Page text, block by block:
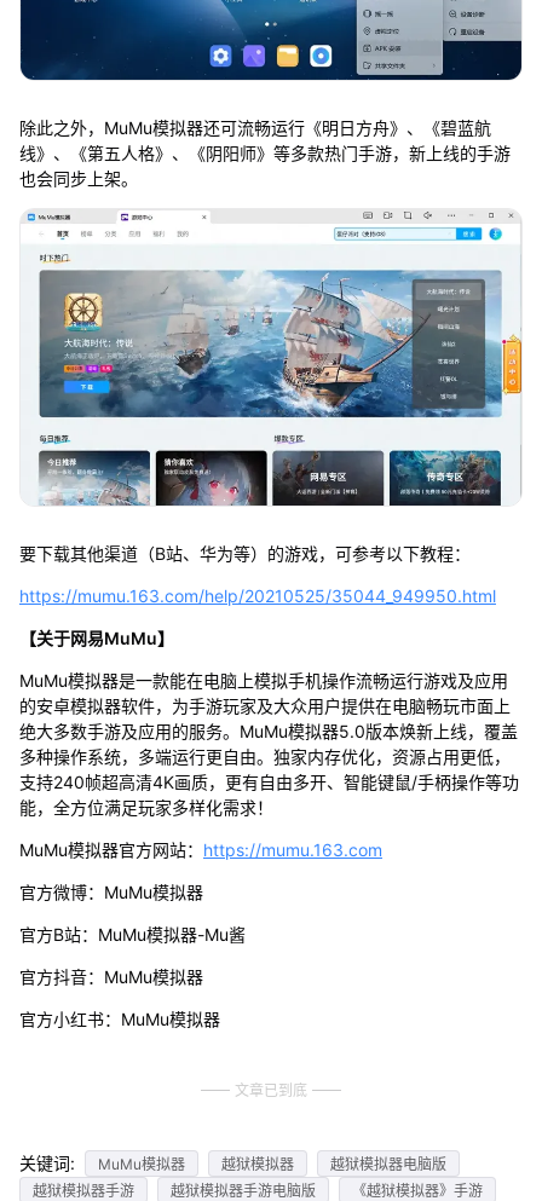
除此之外，MuMu模拟器还可流畅运行《明日方舟》、《碧蓝航
线》、《第五人格》、《阴阳师》等多款热门手游，新上线的手游
也会同步上架。
要下载其他渠道（B站、华为等）的游戏，可参考以下教程：
https://mumu.163.com/help/20210525/35044_949950.html
【关于网易MuMu】
MuMu模拟器是一款能在电脑上模拟手机操作流畅运行游戏及应用
的安卓模拟器软件，为手游玩家及大众用户提供在电脑畅玩市面上
绝大多数手游及应用的服务。MuMu模拟器5.0版本焕新上线，覆盖
多种操作系统，多端运行更自由。独家内存优化，资源占用更低，
支持240帧超高清4K画质，更有自由多开、智能键鼠/手柄操作等功
能，全方位满足玩家多样化需求！
MuMu模拟器官方网站： https://mumu.163.com
官方微博：MuMu模拟器
官方B站：MuMu模拟器-Mu酱
官方抖音：MuMu模拟器
官方小红书：MuMu模拟器
文章已到底
关键词: MuMu模拟器 越狱模拟器
越狱模拟器电脑版
越狱模拟器手游
越狱模拟器手游电脑版 《越狱模拟器》手游